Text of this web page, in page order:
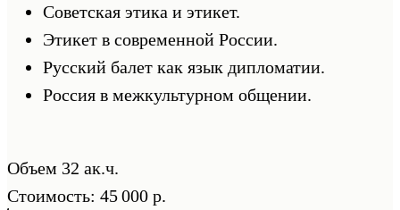
Советская этика и этикет.
Этикет в современной России.
Русский балет как язык дипломатии.
Россия в межкультурном общении.
Объем 32 ак.ч.
Стоимость: 45 000 р.